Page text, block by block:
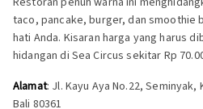
taco, pancake, burger, dan smoothie
hati Anda. Kisaran harga yang harus
hidangan di Sea Circus sekitar Rp
Alamat: Jl. Kayu Aya No.22,
Bali 80361